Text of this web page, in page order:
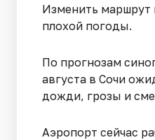
Изменить маршрут
плохой погоды.
По прогнозам
августа в Сочи
дожди, грозы и
Аэропорт сейчас